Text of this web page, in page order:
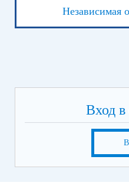
Независимая
Вход в